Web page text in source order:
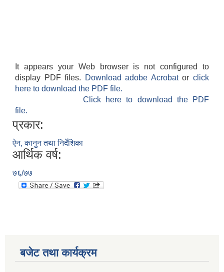
It appears your Web browser is not configured to
display PDF files.
Download adobe Acrobatorclick
here to download the PDF file.
Click here to download the PDF
file.
प्रकार:
ऐन, कानुन तथा निर्देशिका
आर्थिक वर्ष:
७६/७७
बजेट तथा कार्यक्रम